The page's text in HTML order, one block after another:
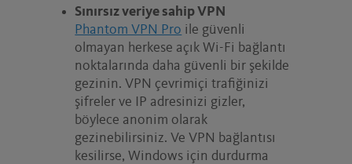
Sınırsız veriye sahip VPN
Phantom VPN Pro ile güvenli
olmayan herkese açık Wi-Fi bağlantı
noktalarında daha güvenli bir şekilde
gezinin. VPN çevrimiçi trafiğinizi
şifreler ve IP adresinizi gizler,
böylece anonim olarak
gezinebilirsiniz. Ve VPN bağlantısı
kesilirse, Windows için durdurma